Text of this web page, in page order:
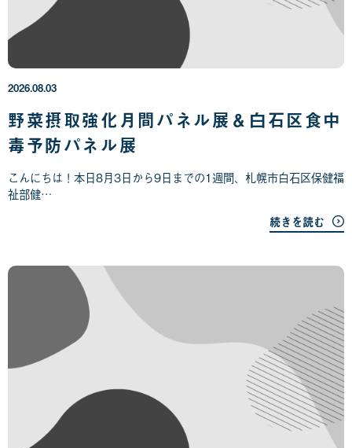
野菜摂取強化月間パネル展＆白石区食中
毒予防パネル展
こんにちは！本日8月3日から9日までの1週間、札幌市白石区保健福
祉部健…
続きを読む
2026.08.03
0
6
年
0
8
月
0
3
日